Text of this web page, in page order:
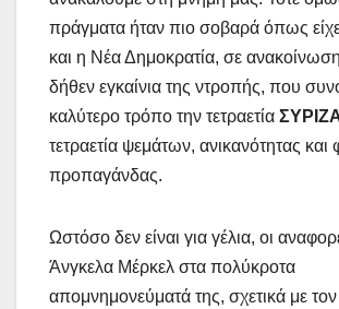
πράγματα ήταν πιο σοβαρά όπως
και η Νέα Δημοκρατία, σε ανακοίνωση
δήθεν εγκαίνια της ντροπής, που
καλύτερο τρόπο την τετραετία
τετραετία ψεμάτων, ανικανότητας και
προπαγάνδας.
Ωστόσο δεν είναι για γέλια, οι
Άνγκελα Μέρκελ στα πολύκροτα
απομνημονεύματά της, σχετικά με